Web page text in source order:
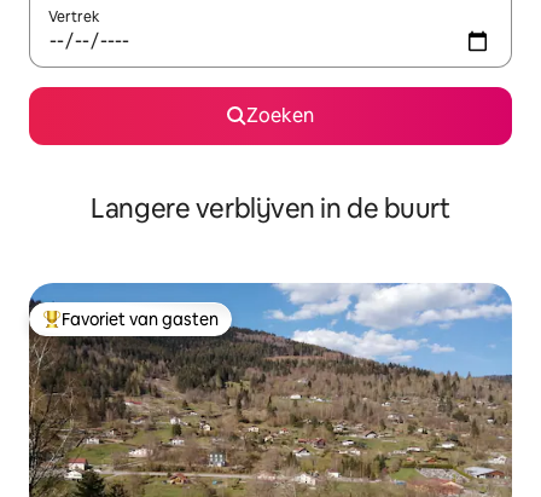
Vertrek
Zoeken
Langere verblijven in de buurt
Topfavoriet van gasten
Favoriet van gasten